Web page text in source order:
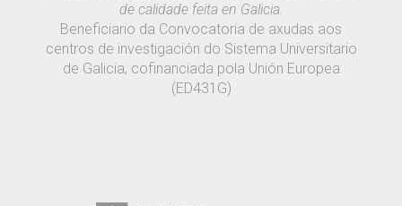
de calidade feita en Galicia.
Beneficiario da Convocatoria de axudas aos
centros de investigación do Sistema Universitario
de Galicia, cofinanciada pola Unión Europea
(ED431G)